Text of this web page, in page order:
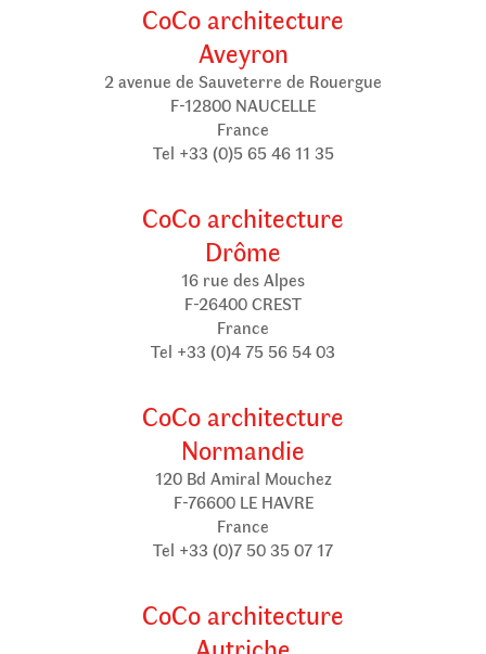
CoCo architecture
Aveyron
2 avenue de Sauveterre de Rouergue
F-12800 NAUCELLE
France
Tel +33 (0)5 65 46 11 35
CoCo architecture
Drôme
16 rue des Alpes
F-26400 CREST
France
Tel +33 (0)4 75 56 54 03
CoCo architecture
Normandie
120 Bd Amiral Mouchez
F-76600 LE HAVRE
France
Tel +33 (0)7 50 35 07 17
CoCo architecture